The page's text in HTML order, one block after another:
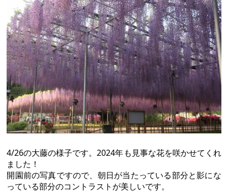
4/26の大藤の様子です。2024年も見事な花を咲かせてくれ
ました！
開園前の写真ですので、朝日が当たっている部分と影にな
っている部分のコントラストが美しいです。